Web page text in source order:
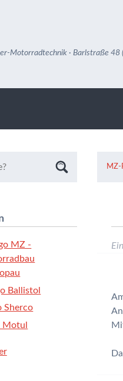
Motorradtechnik · Barlstraße 48
MZ-